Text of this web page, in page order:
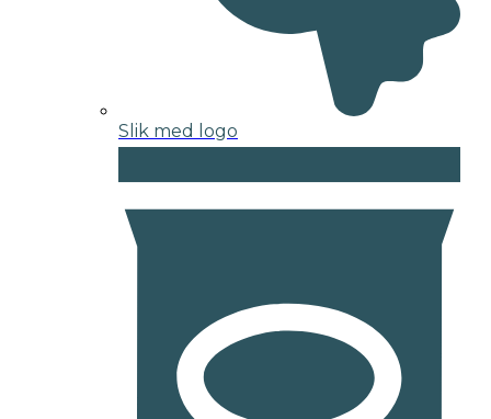
Slik med logo